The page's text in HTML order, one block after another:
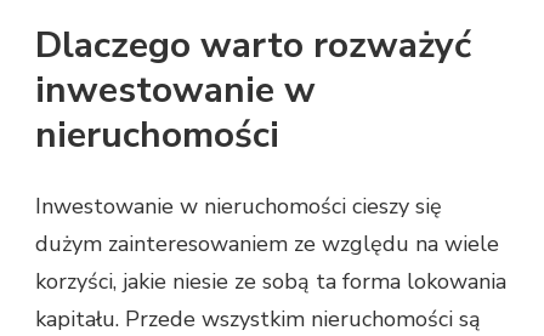
Dlaczego warto rozważyć
inwestowanie w
nieruchomości
Inwestowanie w nieruchomości cieszy się
dużym zainteresowaniem ze względu na wiele
korzyści, jakie niesie ze sobą ta forma lokowania
kapitału. Przede wszystkim nieruchomości są